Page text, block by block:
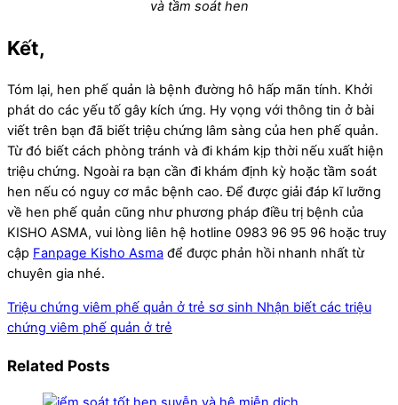
và tầm soát hen
Kết,
Tóm lại, hen phế quản là bệnh đường hô hấp mãn tính. Khởi
phát do các yếu tố gây kích ứng. Hy vọng với thông tin ở bài
viết trên bạn đã biết triệu chứng lâm sàng của hen phế quản.
Từ đó biết cách phòng tránh và đi khám kịp thời nếu xuất hiện
triệu chứng. Ngoài ra bạn cần đi khám định kỳ hoặc tầm soát
hen nếu có nguy cơ mắc bệnh cao. Để được giải đáp kĩ lưỡng
về hen phế quản cũng như phương pháp điều trị bệnh của
KISHO ASMA, vui lòng liên hệ hotline 0983 96 95 96 hoặc truy
cập Fanpage Kisho Asma để được phản hồi nhanh nhất từ
chuyên gia nhé.
Triệu chứng viêm phế quản ở trẻ sơ sinh Nhận biết các triệu
chứng viêm phế quản ở trẻ
Related Posts